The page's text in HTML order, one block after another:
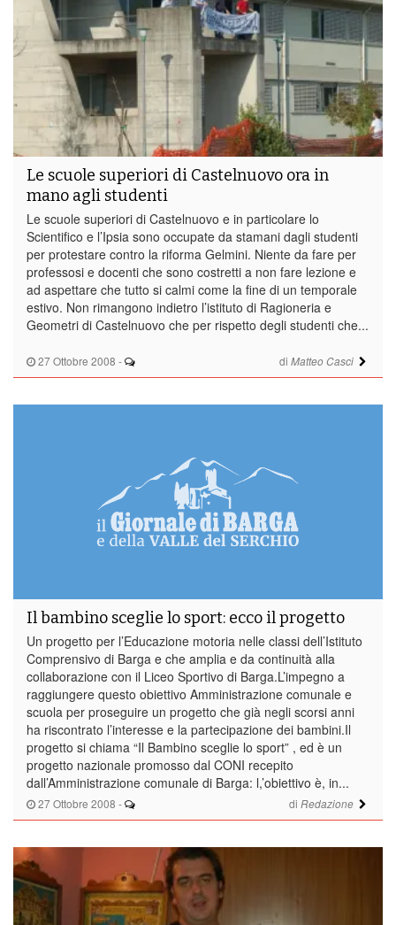
27 Ottobre 2008 - di Matteo Casci
Le scuole superiori di Castelnuovo ora in
mano agli studenti
Le scuole superiori di Castelnuovo e in particolare lo
Scientifico e l’Ipsia sono occupate da stamani dagli studenti
per protestare contro la riforma Gelmini. Niente da fare per
professosi e docenti che sono costretti a non fare lezione e
ad aspettare che tutto si calmi come la fine di un temporale
estivo. Non rimangono indietro l’istituto di Ragioneria e
Geometri di Castelnuovo che per rispetto degli studenti che...
27 Ottobre 2008 - di Redazione
Il bambino sceglie lo sport: ecco il progetto
Un progetto per l’Educazione motoria nelle classi dell’Istituto
Comprensivo di Barga e che amplia e da continuità alla
collaborazione con il Liceo Sportivo di Barga.L’impegno a
raggiungere questo obiettivo Amministrazione comunale e
scuola per proseguire un progetto che già negli scorsi anni
ha riscontrato l’interesse e la partecipazione dei bambini.Il
progetto si chiama “Il Bambino sceglie lo sport” , ed è un
progetto nazionale promosso dal CONI recepito
dall’Amministrazione comunale di Barga: l,’obiettivo è, in...